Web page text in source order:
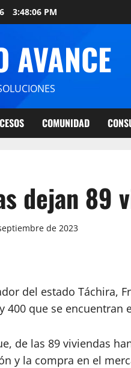
3:48:07 PM
AVANCE
COMUNIDAD
dejan 89
de 2023
del estado Táchira,
400 que se encuentran
de las 89 viviendas
y la compra en el